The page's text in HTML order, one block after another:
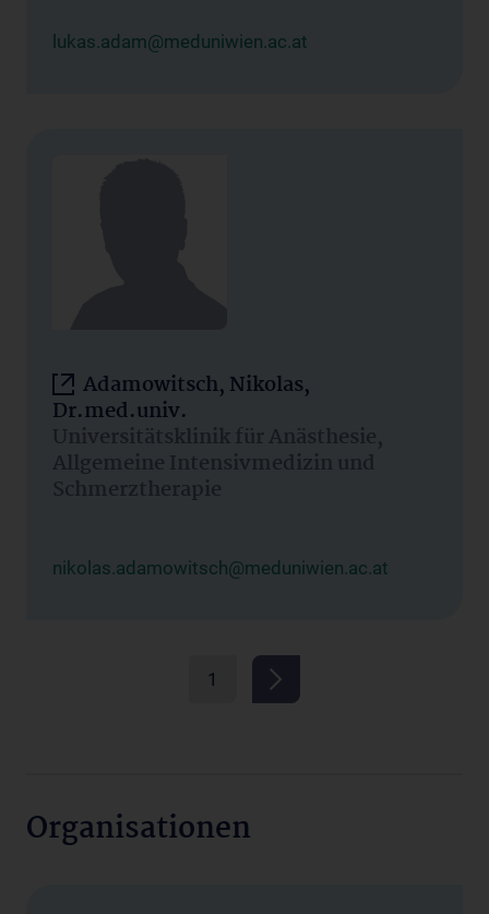
lukas.adam@meduniwien.ac.at
Adamowitsch, Nikolas,
Dr.med.univ.
Universitätsklinik für Anästhesie,
Allgemeine Intensivmedizin und
Schmerztherapie
nikolas.adamowitsch@meduniwien.ac.at
1
Organisationen